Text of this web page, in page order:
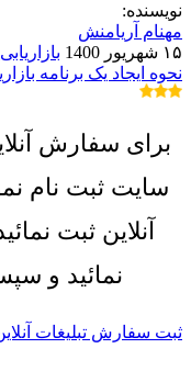
نویسنده:
مهنام آریامنش
۱۵ شهریور 1400
نحوه ایجاد یک برنامه
برای سفارش
سایت ثبت نام
آنلاین ثبت
نمائید و
ثبت سفارش تبلیغات